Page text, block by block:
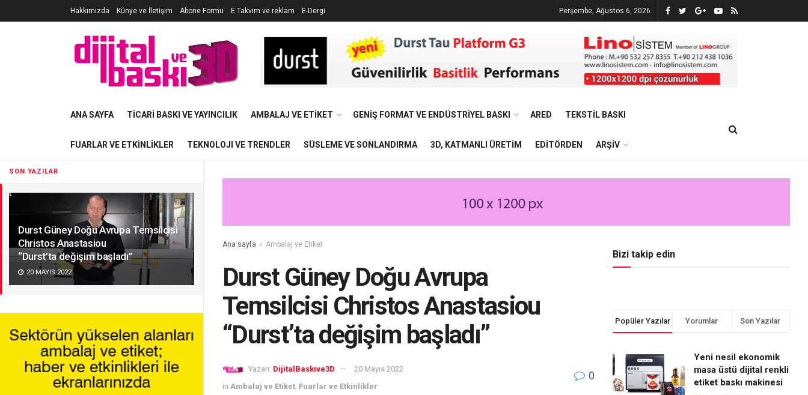
SON YAZILAR
Durst Güney Doğu Avrupa Temsilcisi
Christos Anastasiou
“Durst’ta değişim başladı”
20 MAYIS 2022
Hakkımızda Künye ve İletişim Abone Formu E Takvim ve reklam E-Dergi Perşembe, Ağustos 6, 2026
ANA SAYFA TICARI BASKI VE YAYINCILIK AMBALAJ VE ETIKET GENIŞ FORMAT VE ENDÜSTRIYEL BASKI ARED TEKSTIL BASKI
FUARLAR VE ETKINLIKLER TEKNOLOJI VE TRENDLER SÜSLEME VE SONLANDIRMA 3D, KATMANLI ÜRETIM EDITÖRDEN ARŞIV
Ana sayfa Ambalaj ve Etiket
Durst Güney Doğu Avrupa
Temsilcisi Christos Anastasiou
“Durst’ta değişim başladı”
Yazan: DijitalBaskıve3D
20 Mayıs 2022
in Ambalaj ve Etiket, Fuarlar ve Etkinlikler
0
Bizi takip edin
Popüler Yazılar Yorumlar Son Yazılar
Yeni nesil ekonomik
masa üstü dijital renkli
etiket baskı makinesi